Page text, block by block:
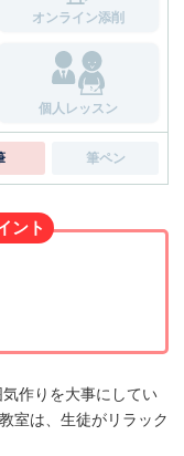
オンライン添削
個人レッスン
筆ペン
ント
作りを大事にしてい
室は、生徒がリラック